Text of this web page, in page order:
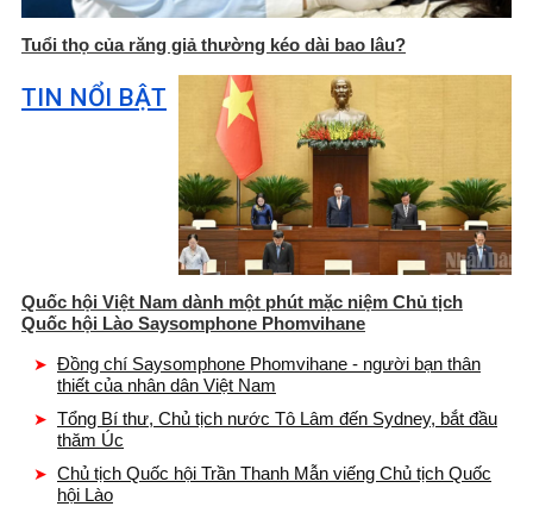
Tuổi thọ của răng giả thường kéo dài bao lâu?
TIN NỔI BẬT
Quốc hội Việt Nam dành một phút mặc niệm Chủ tịch
Quốc hội Lào Saysomphone Phomvihane
Đồng chí Saysomphone Phomvihane - người bạn thân
thiết của nhân dân Việt Nam
Tổng Bí thư, Chủ tịch nước Tô Lâm đến Sydney, bắt đầu
thăm Úc
Chủ tịch Quốc hội Trần Thanh Mẫn viếng Chủ tịch Quốc
hội Lào